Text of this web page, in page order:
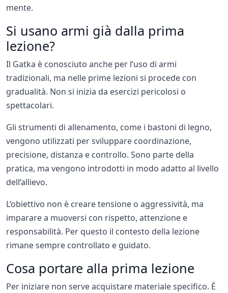
mente.
Si usano armi già dalla prima
lezione?
Il Gatka è conosciuto anche per l’uso di armi
tradizionali, ma nelle prime lezioni si procede con
gradualità. Non si inizia da esercizi pericolosi o
spettacolari.
Gli strumenti di allenamento, come i bastoni di legno,
vengono utilizzati per sviluppare coordinazione,
precisione, distanza e controllo. Sono parte della
pratica, ma vengono introdotti in modo adatto al livello
dell’allievo.
L’obiettivo non è creare tensione o aggressività, ma
imparare a muoversi con rispetto, attenzione e
responsabilità. Per questo il contesto della lezione
rimane sempre controllato e guidato.
Cosa portare alla prima lezione
Per iniziare non serve acquistare materiale specifico. È